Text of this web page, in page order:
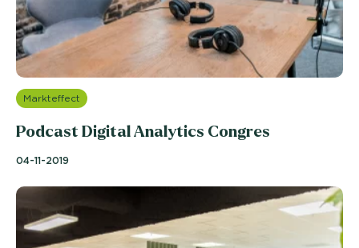
Markteffect
Podcast Digital Analytics Congres
04-11-2019